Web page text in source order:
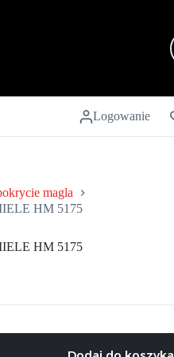
Logowanie
magla
HM 5175
HM 5175